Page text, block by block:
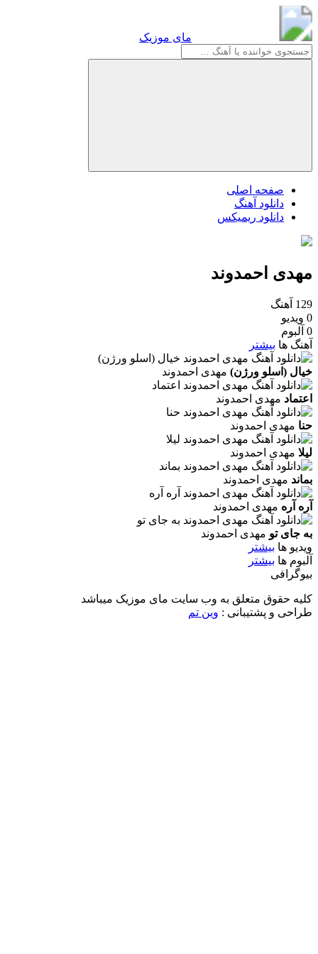
مای موزیک
صفحه اصلی
دانلود آهنگ
دانلود ریمیکس
مهدی احمدوند
129 آهنگ
0 ویدیو
0 آلبوم
آهنگ ها بیشتر
خیال (اسلو ورژن) مهدی احمدوند
اعتماد مهدی احمدوند
حنا مهدی احمدوند
لیلا مهدی احمدوند
بماند مهدی احمدوند
آره آره مهدی احمدوند
به جای تو مهدی احمدوند
ویدیو ها بیشتر
آلبوم ها بیشتر
بیوگرافی
کلیه حقوق متعلق به وب سایت مای موزیک میباشد
طراحی و پشتیبانی : وین تم